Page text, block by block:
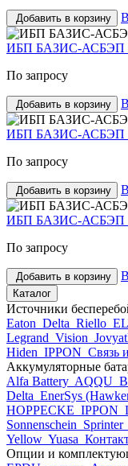
Добавить в корзину
ИБП БАЗИС-АСБЭП
По запросу
Добавить в корзину
ИБП БАЗИС-АСБЭП
По запросу
Добавить в корзину
ИБП БАЗИС-АСБЭП
По запросу
Добавить в корзину
Каталог
Источники
Eaton Delta Riello
Legrand Vision
Hiden IPPON Связь
Аккумуляторные
Alfa Battery AQQU
Delta EnerSys
HOPPECKE IPPON
Sonnenschein Sprinter
Yellow Yuasa
Опции и